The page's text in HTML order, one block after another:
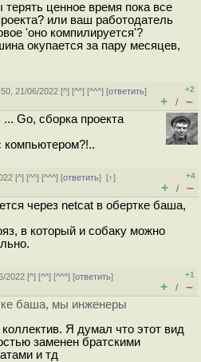
ценное время пока все
или ваш работодатель
'оно компилируется'?
окупается за пару месяцев,
21/06/2022 [^] [^^] [^^^] [ответить]
+2
+ / –
Go, сборка проекта
компьютером?!..
[^] [^^] [^^^] [ответить][↑]
+4
+ / –
через netcat в обертке баша,
в который и собаку можно
2022 [^] [^^] [^^^] [ответить]
+1
+ / –
баша, мы инженеры
Я думал что этот вид
заменен братскими
и тд